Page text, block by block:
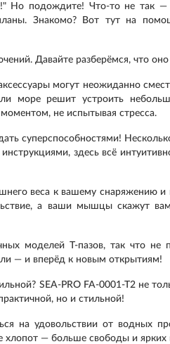
Но подождите! Что-то не так —
Знакомо? Вот тут на
Давайте разберёмся, что
могут неожиданно
море решит устроить
не испытывая стресса.
суперспособностями!
здесь всё
веса к вашему снаряжению
а ваши мышцы скажут вам
моделей Т-пазов, так что не
— и вперёд к новым открытиям!
SEA-PRO FA-0001-T2 не
но и стильной!
на удовольствии от водных
хлопот — больше свободы и ярких